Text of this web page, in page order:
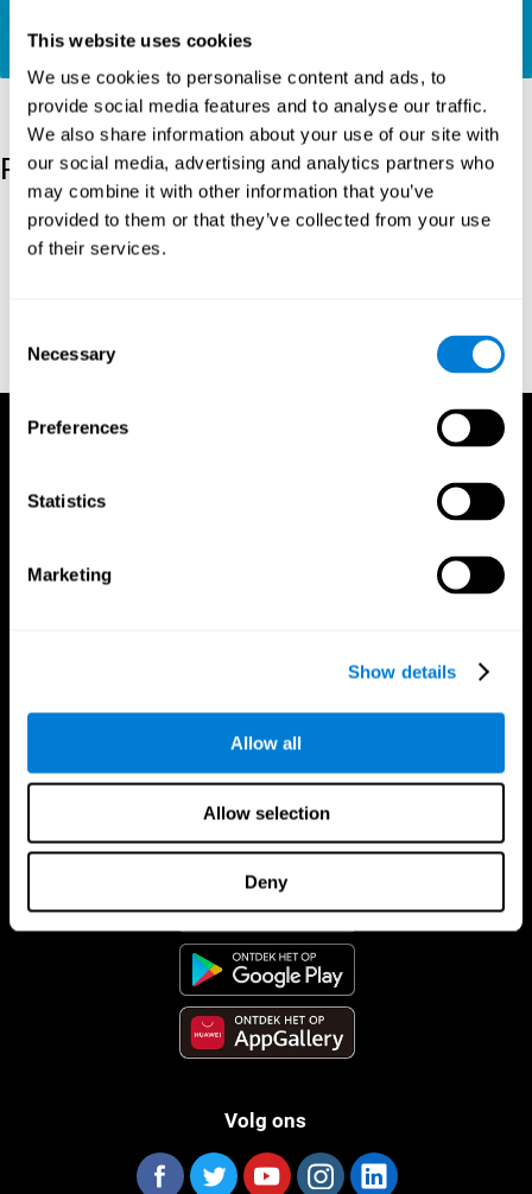
This website uses cookies
We use cookies to personalise content and ads, to
provide social media features and to analyse our traffic.
We also share information about your use of our site with
our social media, advertising and analytics partners who
may combine it with other information that you’ve
provided to them or that they’ve collected from your use
of their services.
Selection
Necessary
Preferences
Statistics
Marketing
Show details
Allow all
Allow selection
Deny
Referenties
Korkman, M., Kirk, U., & Kemp, S (1998). NEPSY: A developmental
neuropsychological assessment. Psychological Corporation.
Porteus, S. D. (1950). The Porteus Maze Test and intelligence.
Pacific Books.
CogniFit App
Volg ons